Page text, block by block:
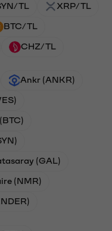
TL XRP/TL
BTC/TL
CHZ/TL
Ankr (ANKR)
(GAL)
(NMR)